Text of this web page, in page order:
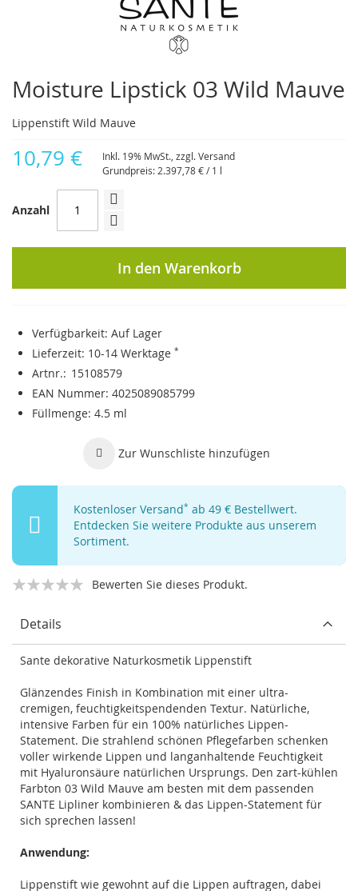
Moisture Lipstick 03 Wild Mauve
Lippenstift Wild Mauve
10,79 € Inkl. 19% MwSt., zzgl.Versand
Grundpreis: 2.397,78 €/ 1 l
Anzahl
In den Warenkorb
Verfügbarkeit: Auf Lager
Lieferzeit: 10-14 Werktage *
Artnr.
15108579
EAN Nummer 4025089085799
Füllmenge 4.5 ml
Zur Wunschliste hinzufügen
Kostenloser Versand* ab 49 € Bestellwert.
Entdecken Sie weitere Produkte aus unserem
Sortiment.
Bewerten Sie dieses Produkt.
Details
Sante dekorative Naturkosmetik Lippenstift
Glänzendes Finish in Kombination mit einer ultra-
cremigen, feuchtigkeitspendenden Textur. Natürliche,
intensive Farben für ein 100% natürliches Lippen-
Statement. Die strahlend schönen Pflegefarben schenken
voller wirkende Lippen und langanhaltende Feuchtigkeit
mit Hyaluronsäure natürlichen Ursprungs. Den zart-kühlen
Farbton 03 Wild Mauve am besten mit dem passenden
SANTE Lipliner kombinieren & das Lippen-Statement für
sich sprechen lassen!
Anwendung:
Lippenstift wie gewohnt auf die Lippen auftragen, dabei